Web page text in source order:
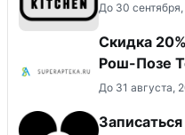
До 30
Скидка
Рош-Позе
До 31 августа,